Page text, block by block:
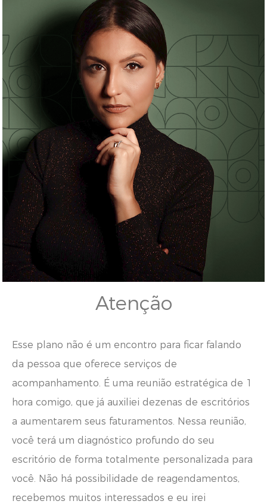
Atenção
Esse plano não é um encontro para ficar falando
da pessoa que oferece serviços de
acompanhamento. É uma reunião estratégica de 1
hora comigo, que já auxiliei dezenas de escritórios
a aumentarem seus faturamentos. Nessa reunião,
você terá um diagnóstico profundo do seu
escritório de forma totalmente personalizada para
você. Não há possibilidade de reagendamentos,
recebemos muitos interessados e eu irei